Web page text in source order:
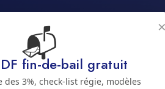
Jura bernois
📬
fin-de-bail gratuit
des 3%, check-list régie, modèles